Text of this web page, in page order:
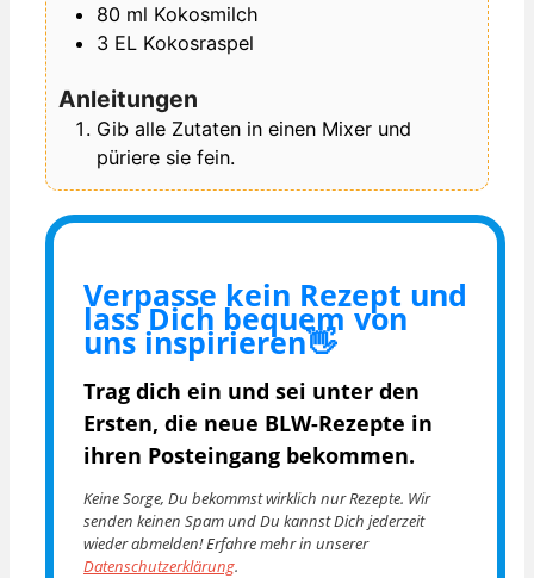
80 ml Kokosmilch
3 EL Kokosraspel
Anleitungen
Gib alle Zutaten in einen Mixer und
püriere sie fein.
Verpasse kein Rezept und
lass Dich bequem von
uns inspirieren👋
Trag dich ein und sei unter den
Ersten, die neue BLW-Rezepte in
ihren Posteingang bekommen.
Keine Sorge, Du bekommst wirklich nur Rezepte. Wir
senden keinen Spam und Du kannst Dich jederzeit
wieder abmelden! Erfahre mehr in unserer
Datenschutzerklärung.